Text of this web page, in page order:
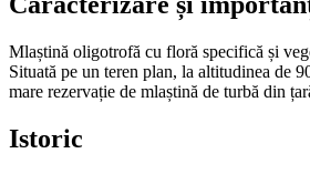
Mlaștină oligotrofă cu floră specifică și
Situată pe un teren plan, la altitudinea de
mare rezervație de mlaștină de turbă din
Istoric